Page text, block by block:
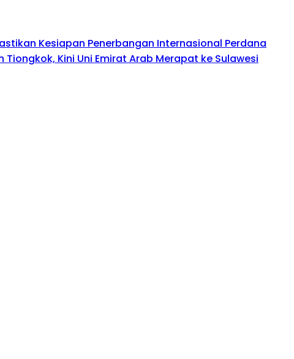
Kesiapan Penerbangan Internasional Perdana
Tiongkok, Kini Uni Emirat Arab Merapat ke Sulawesi